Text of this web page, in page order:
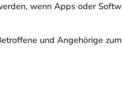
wenn Apps oder
und Angehörige